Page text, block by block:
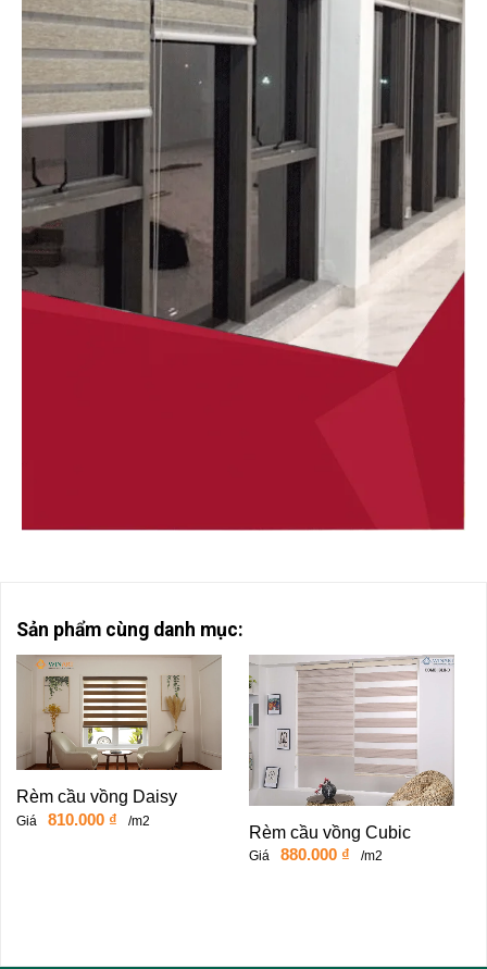
Sản phẩm cùng danh mục:
Rèm cầu vồng Daisy
Giá 810.000 ₫ /m2
Rèm cầu vồng Cubic
Giá 880.000 ₫ /m2